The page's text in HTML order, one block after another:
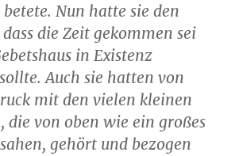
Nun hatte sie den
die Zeit gekommen sei
in Existenz
Auch sie hatten von
mit den vielen kleinen
die von oben wie ein großes
gehört und bezogen